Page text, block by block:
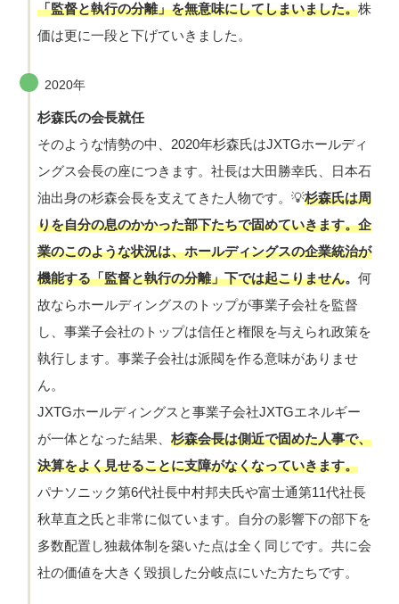
「監督と執行の分離」を無意味にしてしまいました。株
価は更に一段と下げていきました。
2020年
杉森氏の会長就任
そのような情勢の中、2020年杉森氏はJXTGホールディ
ングス会長の座につきます。社長は大田勝幸氏、日本石
油出身の杉森会長を支えてきた人物です。💡杉森氏は周
りを自分の息のかかった部下たちで固めていきます。企
業のこのような状況は、ホールディングスの企業統治が
機能する「監督と執行の分離」下では起こりません。 何
故ならホールディングスのトップが事業子会社を監督
し、事業子会社のトップは信任と権限を与えられ政策を
執行します。事業子会社は派閥を作る意味がありませ
ん。
JXTGホールディングスと事業子会社JXTGエネルギー
が一体となった結果、 杉森会長は側近で固めた人事で、
決算をよく見せることに支障がなくなっていきます。
パナソニック第6代社長中村邦夫氏や富士通第11代社長
秋草直之氏と非常に似ています。自分の影響下の部下を
多数配置し独裁体制を築いた点は全く同じです。共に会
社の価値を大きく毀損した分岐点にいた方たちです。